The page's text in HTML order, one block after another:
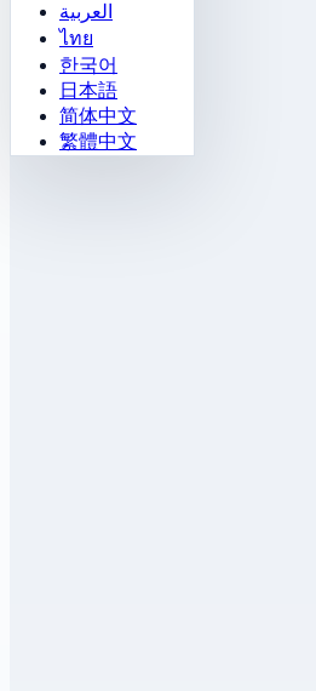
العربية
ไทย
한국어
日本語
简体中文
繁體中文